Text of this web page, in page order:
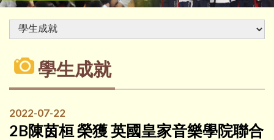
學生成就
2022-07-22
2B陳茵桓 榮獲 英國皇家音樂學院聯合